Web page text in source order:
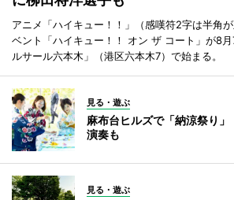
アニメ「ハイキュー！！」（感嘆符2字は半角
ベント「ハイキュー！！ オン ザ コート」が8
ルサール六本木」（港区六本木7）で始まる。
見る・遊ぶ
麻布台ヒルズで「納涼祭り
演奏も
見る・遊ぶ